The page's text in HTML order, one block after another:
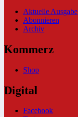
Aktuelle Ausgabe
Abonnieren
Archiv
Kommerz
Shop
Digital
Facebook